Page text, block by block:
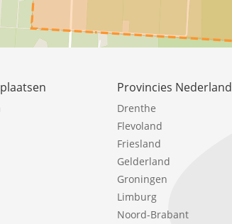
Provincies Nederland
Drenthe
Flevoland
Friesland
Gelderland
Groningen
Limburg
Noord-Brabant